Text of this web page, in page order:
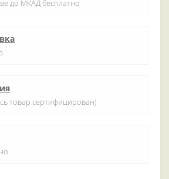
до МКАД бесплатно
товар сертифицирован)